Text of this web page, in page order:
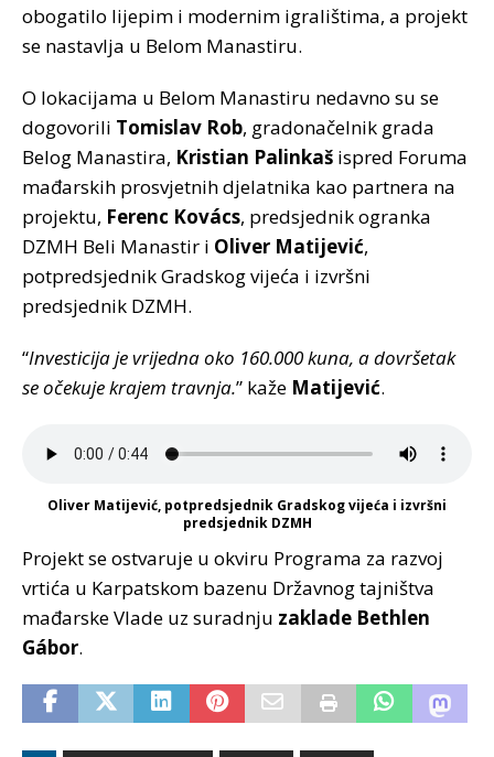
obogatilo lijepim i modernim igralištima, a projekt
se nastavlja u Belom Manastiru.
O lokacijama u Belom Manastiru nedavno su se
dogovorili Tomislav Rob, gradonačelnik grada
Belog Manastira, Kristian Palinkaš ispred Foruma
mađarskih prosvjetnih djelatnika kao partnera na
projektu, Ferenc Kovács, predsjednik ogranka
DZMH Beli Manastir i Oliver Matijević,
potpredsjednik Gradskog vijeća i izvršni
predsjednik DZMH.
“Investicija je vrijedna oko 160.000 kuna, a dovršetak
se očekuje krajem travnja.” kaže Matijević.
Oliver Matijević, potpredsjednik Gradskog vijeća i izvršni
predsjednik DZMH
Projekt se ostvaruje u okviru Programa za razvoj
vrtića u Karpatskom bazenu Državnog tajništva
mađarske Vlade uz suradnju zaklade Bethlen
Gábor.